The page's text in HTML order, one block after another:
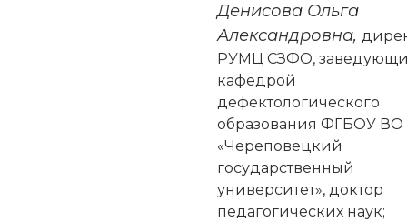
Денисова Ольга
Александровна,
РУМЦ СЗФО,
кафедрой
дефектологического
образования ФГБОУ ВО
«Череповецкий
государственный
университет», доктор
педагогических наук;